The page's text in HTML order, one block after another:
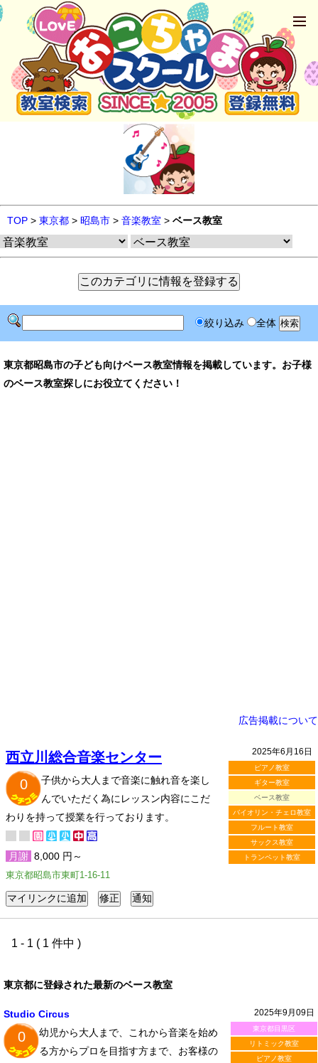
TOP > 東京都 > 昭島市 > 音楽教室 > ベース教室
絞り込み 全体
東京都昭島市の子ども向けベース教室情報を掲載しています。お子様
のベース教室探しにお役立てください！
広告掲載について
2025年6月16日
ピアノ教室
ギター教室
ベース教室
バイオリン・チェロ教室
フルート教室
サックス教室
トランペット教室
西立川総合音楽センター
0
子供から大人まで音楽に触れ音を楽し
んでいただく為にレッスン内容にこだ
わりを持って授業を行っております。
月謝 8,000 円～
東京都昭島市東町1-16-11
1 - 1 ( 1 件中 )
東京都に登録された最新のベース教室
2025年9月09日
東京都目黒区
リトミック教室
ピアノ教室
Studio Circus
0
幼児から大人まで、これから音楽を始め
る方からプロを目指す方まで、お客様の